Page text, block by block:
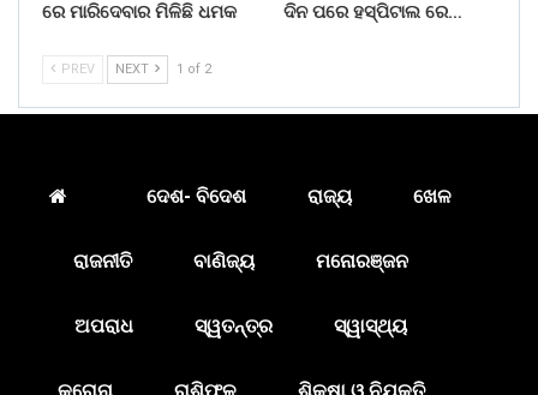
ରେ ମାରିଦେବାର ମିଳିଛି ଧମକ
ଦିନ ପରେ ହସ୍ପିଟାଲ ରେ…
PREV NEXT 1 of 2
ଦେଶ- ବିଦେଶ ରାଜ୍ୟ ଖେଳ
ରାଜନୀତି ବାଣିଜ୍ୟ ମନୋରଞ୍ଜନ
ଅପରାଧ ସ୍ୱତନ୍ତ୍ର ସ୍ୱାସ୍ଥ୍ୟ